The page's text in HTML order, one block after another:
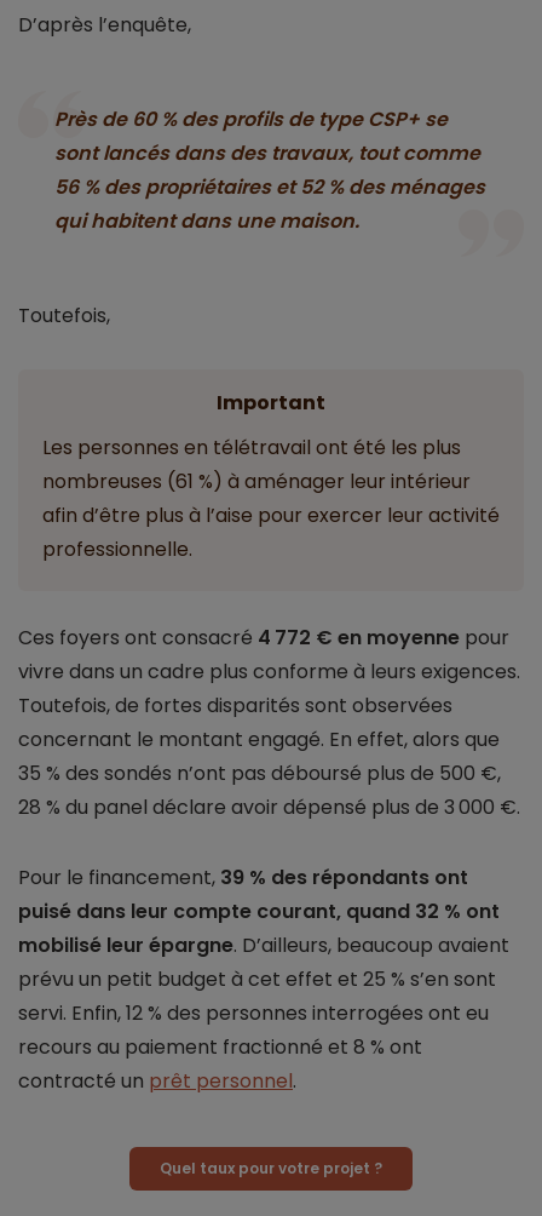
D’après l’enquête,
Près de 60 % des profils de type CSP+ se
sont lancés dans des travaux, tout comme
56 % des propriétaires et 52 % des ménages
qui habitent dans une maison.
Toutefois,
Important
Les personnes en télétravail ont été les plus
nombreuses (61 %) à aménager leur intérieur
afin d’être plus à l’aise pour exercer leur activité
professionnelle.
Ces foyers ont consacré 4 772 € en moyenne pour
vivre dans un cadre plus conforme à leurs exigences.
Toutefois, de fortes disparités sont observées
concernant le montant engagé. En effet, alors que
35 % des sondés n’ont pas déboursé plus de 500 €,
28 % du panel déclare avoir dépensé plus de 3 000 €.
Pour le financement, 39 % des répondants ont
puisé dans leur compte courant, quand 32 % ont
mobilisé leur épargne. D’ailleurs, beaucoup avaient
prévu un petit budget à cet effet et 25 % s’en sont
servi. Enfin, 12 % des personnes interrogées ont eu
recours au paiement fractionné et 8 % ont
contracté un prêt personnel.
Quel taux pour votre projet ?